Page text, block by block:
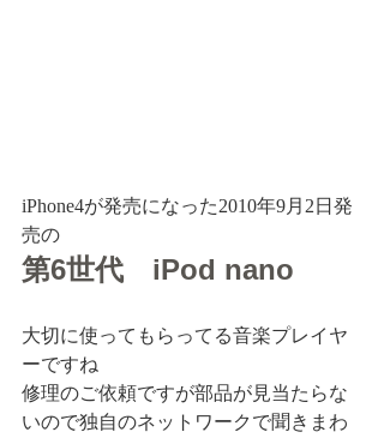
iPhone4が発売になった2010年9月2日発
売の
第6世代　iPod nano
大切に使ってもらってる音楽プレイヤ
ーですね
修理のご依頼ですが部品が見当たらな
いので独自のネットワークで聞きまわ